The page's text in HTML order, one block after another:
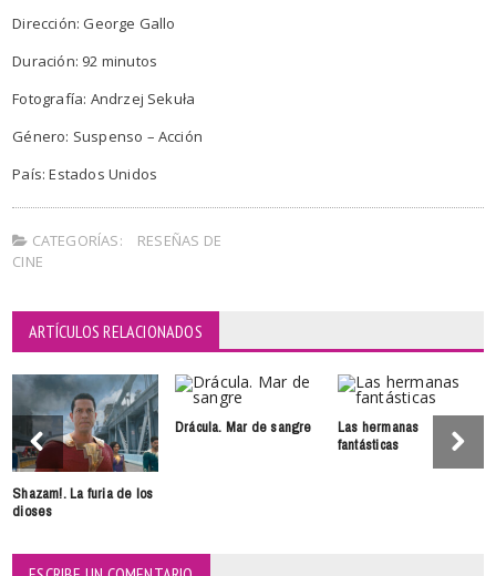
Dirección: George Gallo
Duración: 92 minutos
Fotografía: Andrzej Sekuła
Género: Suspenso – Acción
País: Estados Unidos
CATEGORÍAS:
RESEÑAS DE
CINE
ARTÍCULOS RELACIONADOS
Shazam!. La furia de los
dioses
Drácula. Mar de sangre Las hermanas
fantásticas